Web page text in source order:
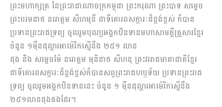
ព្រះមហាក្សត្រ នៃព្រះរាជាណាចក្រកម្ពុជា ព្រះករុណា ព្រះបាទ សម្តេច
ព្រះបរមនាថ នរោត្តម សីហមុនី ជាទីគោរពសក្ការៈដ៏ខ្ពង់ខ្ពស់ ក៏បាន
ប្រទានព្រះរាជទ្រព្យ ចូលរួមបុណ្យអង្គកឋិនទានមហាសាមគ្គីគ្រួសារខ្មែរ
ចំនួន ១ម៉ឺនដុល្លារអាម៉េរិកស្មើនឹង ២៥១ លាន
ដុង និង សម្តេចម៉ែ នរោត្តម មុនិនាថ សីហនុ ព្រះវររាជមាតាជាតិខ្មែរ
ជាទីគោរ​ពសក្ការៈដ៏ខ្ពង់ខ្ពស់ក៏បានសព្វព្រះរាជហឫទ័យ ប្រទានព្រះរាជ
ទ្រព្យ ចូលរួមអង្គកឋិនទាននេះ ចំនួន ១ ម៉ឺនដុល្លារអាម៉េរិកស្មើនឹង
២៥១លានដុងផងដែរ។